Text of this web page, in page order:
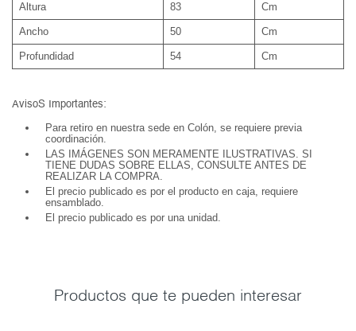
Altura 83 Cm
Ancho 50 Cm
Profundidad 54 Cm
AvisoS Importantes:
Para retiro en nuestra sede en Colón, se requiere previa
coordinación.
LAS IMÁGENES SON MERAMENTE ILUSTRATIVAS. SI
TIENE DUDAS SOBRE ELLAS, CONSULTE ANTES DE
REALIZAR LA COMPRA.
El precio publicado es por el producto en caja, requiere
ensamblado.
El precio publicado es por una unidad.
Productos que te pueden interesar